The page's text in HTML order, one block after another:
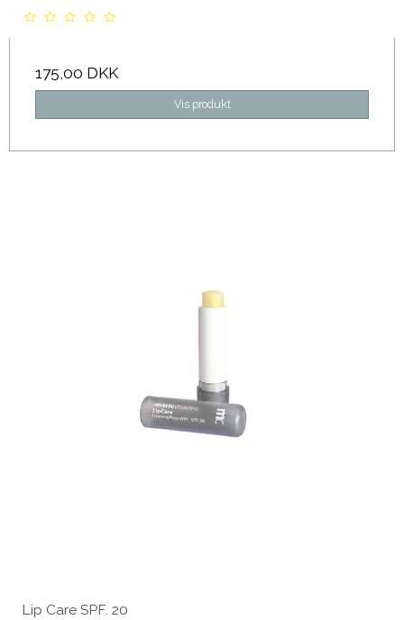
175,00 DKK
Vis produkt
Lip Care SPF. 20